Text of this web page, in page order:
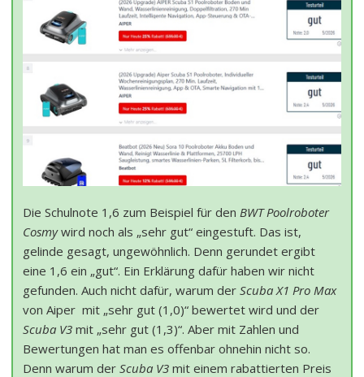
Die Schulnote 1,6 zum Beispiel für den BWT Poolroboter
Cosmywird noch als „sehr gut“ eingestuft. Das ist,
gelinde gesagt, ungewöhnlich. Denn gerundet ergibt
eine 1,6 ein „gut“. Ein Erklärung dafür haben wir nicht
gefunden. Auch nicht dafür, warum der Scuba X1 Pro Max
von Aiper mit „sehr gut (1,0)“ bewertet wird und der
Scuba V3 mit „sehr gut (1,3)“. Aber mit Zahlen und
Bewertungen hat man es offenbar ohnehin nicht so.
Denn warum der Scuba V3 mit einem rabattierten Preis